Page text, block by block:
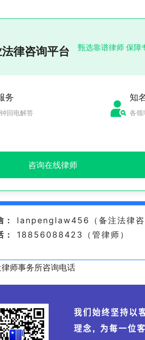
律咨询平台 甄选靠谱律师 保障
务
回电解答
知
各领
咨询在线律师
lanpenglaw456（备注法律咨
18856088423（管律师）
师事务所咨询电话